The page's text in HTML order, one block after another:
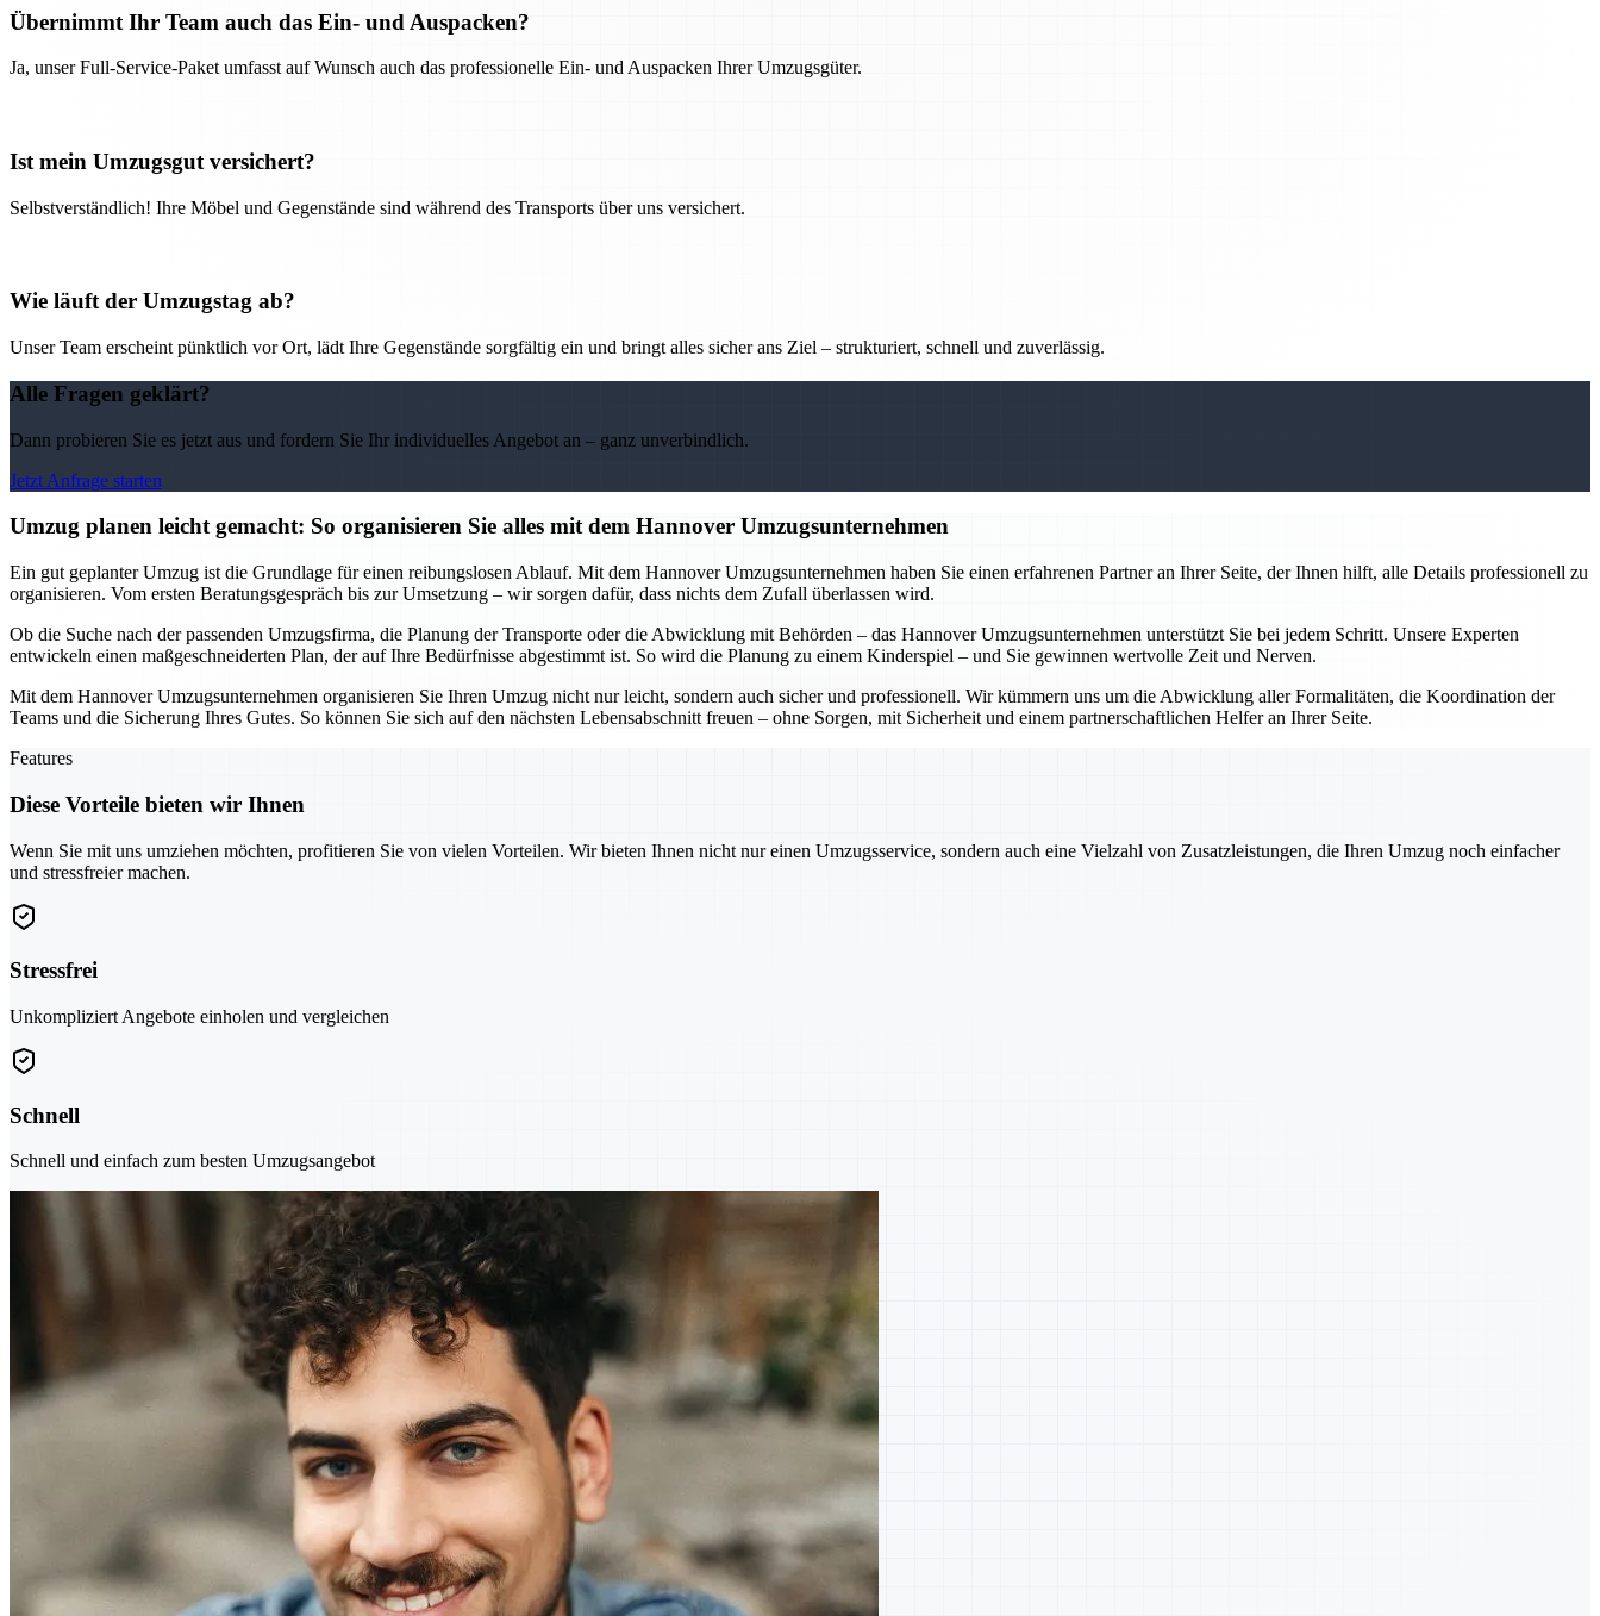
Übernimmt Ihr Team auch das Ein- und Auspacken?
Ja, unser Full-Service-Paket umfasst auf Wunsch auch das professionelle Ein- und Auspacken Ihrer Umzugsgüter.
Ist mein Umzugsgut versichert?
Selbstverständlich! Ihre Möbel und Gegenstände sind während des Transports über uns versichert.
Wie läuft der Umzugstag ab?
Unser Team erscheint pünktlich vor Ort, lädt Ihre Gegenstände sorgfältig ein und bringt alles sicher ans Ziel – strukturiert, schnell und zuverlässig.
Alle Fragen geklärt?
Dann probieren Sie es jetzt aus und fordern Sie Ihr individuelles Angebot an – ganz unverbindlich.
Jetzt Anfrage starten
Umzug planen leicht gemacht: So organisieren Sie alles mit dem Hannover Umzugsunternehmen
Ein gut geplanter Umzug ist die Grundlage für einen reibungslosen Ablauf. Mit dem Hannover Umzugsunternehmen haben Sie einen erfahrenen Partner an Ihrer Seite, der Ihnen hilft, alle Details professionell zu
organisieren. Vom ersten Beratungsgespräch bis zur Umsetzung – wir sorgen dafür, dass nichts dem Zufall überlassen wird.
Ob die Suche nach der passenden Umzugsfirma, die Planung der Transporte oder die Abwicklung mit Behörden – das Hannover Umzugsunternehmen unterstützt Sie bei jedem Schritt. Unsere Experten
entwickeln einen maßgeschneiderten Plan, der auf Ihre Bedürfnisse abgestimmt ist. So wird die Planung zu einem Kinderspiel – und Sie gewinnen wertvolle Zeit und Nerven.
Mit dem Hannover Umzugsunternehmen organisieren Sie Ihren Umzug nicht nur leicht, sondern auch sicher und professionell. Wir kümmern uns um die Abwicklung aller Formalitäten, die Koordination der
Teams und die Sicherung Ihres Gutes. So können Sie sich auf den nächsten Lebensabschnitt freuen – ohne Sorgen, mit Sicherheit und einem partnerschaftlichen Helfer an Ihrer Seite.
Features
Diese Vorteile bieten wir Ihnen
Wenn Sie mit uns umziehen möchten, profitieren Sie von vielen Vorteilen. Wir bieten Ihnen nicht nur einen Umzugsservice, sondern auch eine Vielzahl von Zusatzleistungen, die Ihren Umzug noch einfacher
und stressfreier machen.
Stressfrei
Unkompliziert Angebote einholen und vergleichen
Schnell
Schnell und einfach zum besten Umzugsangebot